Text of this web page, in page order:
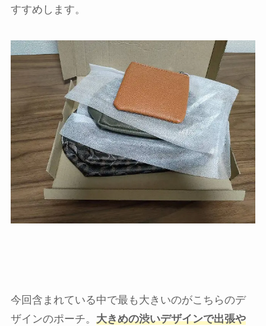
すすめします。
今回含まれている中で最も大きいのがこちらのデ
ザインのポーチ。 大きめの渋いデザインで出張や